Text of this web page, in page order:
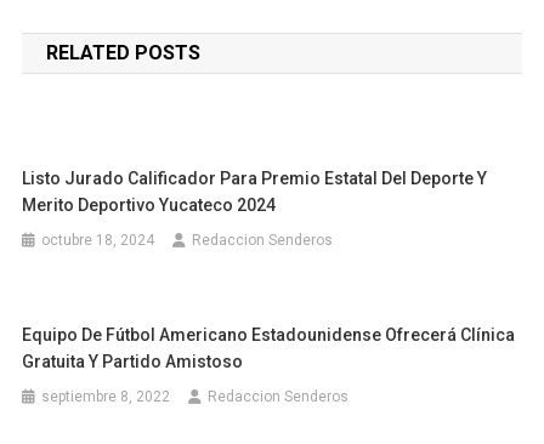
de
entradas
RELATED POSTS
Listo Jurado Calificador Para Premio Estatal Del Deporte Y
Merito Deportivo Yucateco 2024
octubre 18, 2024 Redaccion Senderos
Equipo De Fútbol Americano Estadounidense Ofrecerá Clínica
Gratuita Y Partido Amistoso
septiembre 8, 2022 Redaccion Senderos